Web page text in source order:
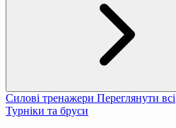
Силові тренажери Переглянути всі
Турніки та бруси